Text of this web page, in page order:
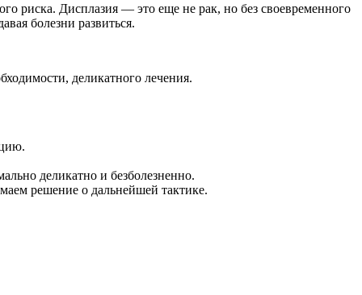
риска. Дисплазия — это еще не рак, но без своевременного
болезни развиться.
деликатного лечения.
деликатно и безболезненно.
решение о дальнейшей тактике.